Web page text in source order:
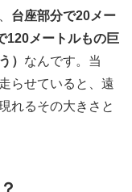
台座部分で20メー
120メートルもの巨
） なんです。当
らせていると、遠
れるその大きさと